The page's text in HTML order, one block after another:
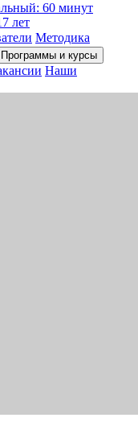
60 минут
лет
Методика
Программы и курсы
Наши